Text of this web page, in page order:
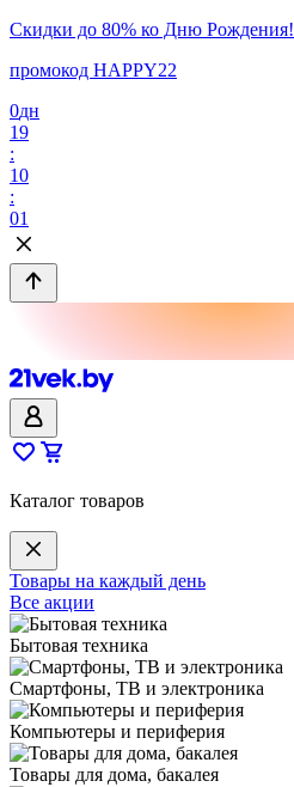
Скидки до 80% ко Дню Рождения!
промокод HAPPY22
0дн
19
:
10
:
01
Каталог товаров
Товары на каждый день
Все акции
Бытовая техника
Смартфоны, ТВ и электроника
Компьютеры и периферия
Товары для дома, бакалея